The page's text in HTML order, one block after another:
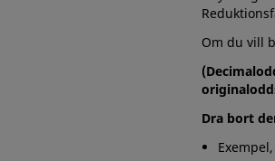
Om du vill
Dra bort
Exempel,